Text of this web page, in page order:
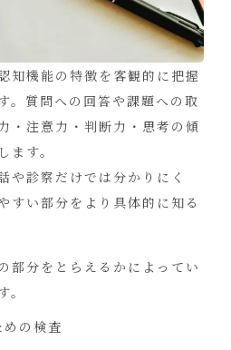
知機能の特徴を客観的に把握
。質問への回答や課題への取
・注意力・判断力・思考の傾
ます。
や診察だけでは分かりにく
すい部分をより具体的に知る
部分をとらえるかによってい
の検査